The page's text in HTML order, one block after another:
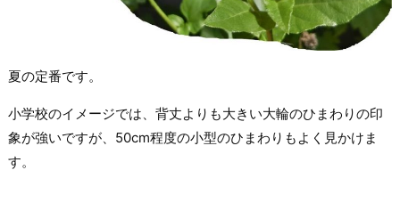
夏の定番です。
小学校のイメージでは、背丈よりも大きい大輪のひまわりの印
象が強いですが、50cm程度の小型のひまわりもよく見かけま
す。